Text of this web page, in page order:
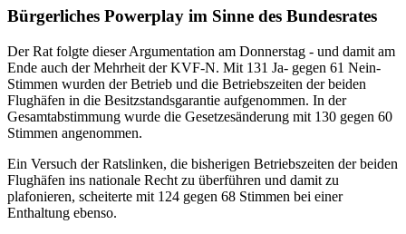
Bürgerliches Powerplay im Sinne des Bundesrates
Der Rat folgte dieser Argumentation am Donnerstag - und damit am
Ende auch der Mehrheit der KVF-N. Mit 131 Ja- gegen 61 Nein-
Stimmen wurden der Betrieb und die Betriebszeiten der beiden
Flughäfen in die Besitzstandsgarantie aufgenommen. In der
Gesamtabstimmung wurde die Gesetzesänderung mit 130 gegen 60
Stimmen angenommen.
Ein Versuch der Ratslinken, die bisherigen Betriebszeiten der beiden
Flughäfen ins nationale Recht zu überführen und damit zu
plafonieren, scheiterte mit 124 gegen 68 Stimmen bei einer
Enthaltung ebenso.